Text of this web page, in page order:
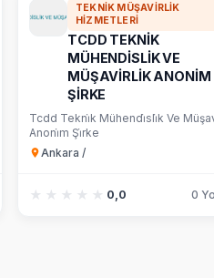
TEKNIK MÜŞAVIRLIK
HIZMETLERI
TCDD TEKNİK
MÜHENDİSLİK VE
MÜŞAVİRLİK ANONİM
ŞİRKE
Tcdd Tekni̇k Mühendi̇sli̇k Ve
Anoni̇m Şi̇rke
Ankara /
★★★★★
★★★★★ 0,0 0